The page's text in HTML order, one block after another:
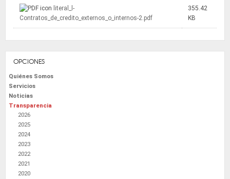
literal_l-
Contratos_de_credito_externos_o_internos-2.pdf
355.42
KB
OPCIONES
Quiénes Somos
Servicios
Noticias
Transparencia
2026
2025
2024
2023
2022
2021
2020